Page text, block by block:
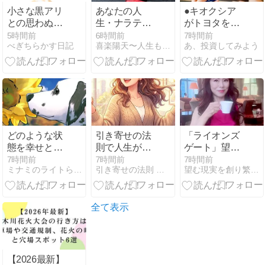
小さな黒アリ
との思わぬ遭
遇
5時間前
べぎちらかす日記
あなたの人
生・ナラティ
ブは、これか
ら始まる。
6時間前
●キオクシア
がトヨタを一
瞬超えて一気
に半落した理
由を考えてみ
「実体資産」
から読み解く
株価の構造●
7時間前
あ、投資してみよう
どのような状
態を幸せと思
うか・・
7時間前
ミナミのライトらいとライフ
引き寄せの法
則で人生が変
わらない人に
知ってほしい
本当の理由
7時間前
引き寄せの法則 信じたのに変わらない違和感が消える実践ガイド
「ライオンズ
ゲート」望む
未来を叶える
重要ポイントｰ
仕事･転職･恋
7時間前
望む現実を創り繁栄と成功に進む方法
【2026最新】
全て表示